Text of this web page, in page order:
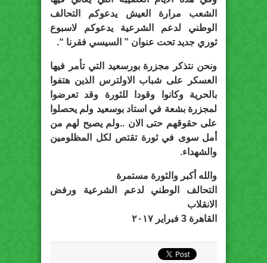
الشعب مرارة العيش يدعوكم التحالف
الوطني لدعم الشرعية يدعوكم لاسبوع
ثوري جديد تحت عنوان ” السيسي فقرنا “.
ونحن نتذكر مجزرة بورسعيد التي تأمر فيها
العسكر على شباب الاولترس الذين هتفوا
بالحرية وكانوا وقودا للثورة وقد تعرضوا
لمجزرة بشعة في استاد بوسعيد ولم يحصلوا
على حقوقهم حتى الان ..ولم يصبح لهم من
أمل سوى في ثورة تقتص لكل المظلومين
والشهداء.
والله أكبر والثورة مستمرة
التحالف الوطني لدعم الشرعية ورفض
الانقلاب
القاهرة 3 فبراير ٢٠١٧